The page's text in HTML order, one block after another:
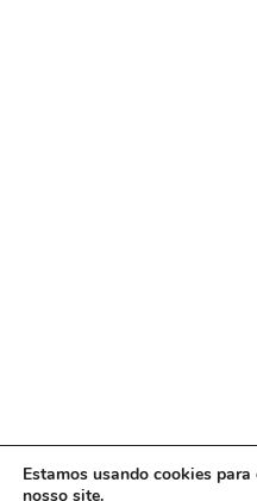
Estamos usando cookies
nosso site.